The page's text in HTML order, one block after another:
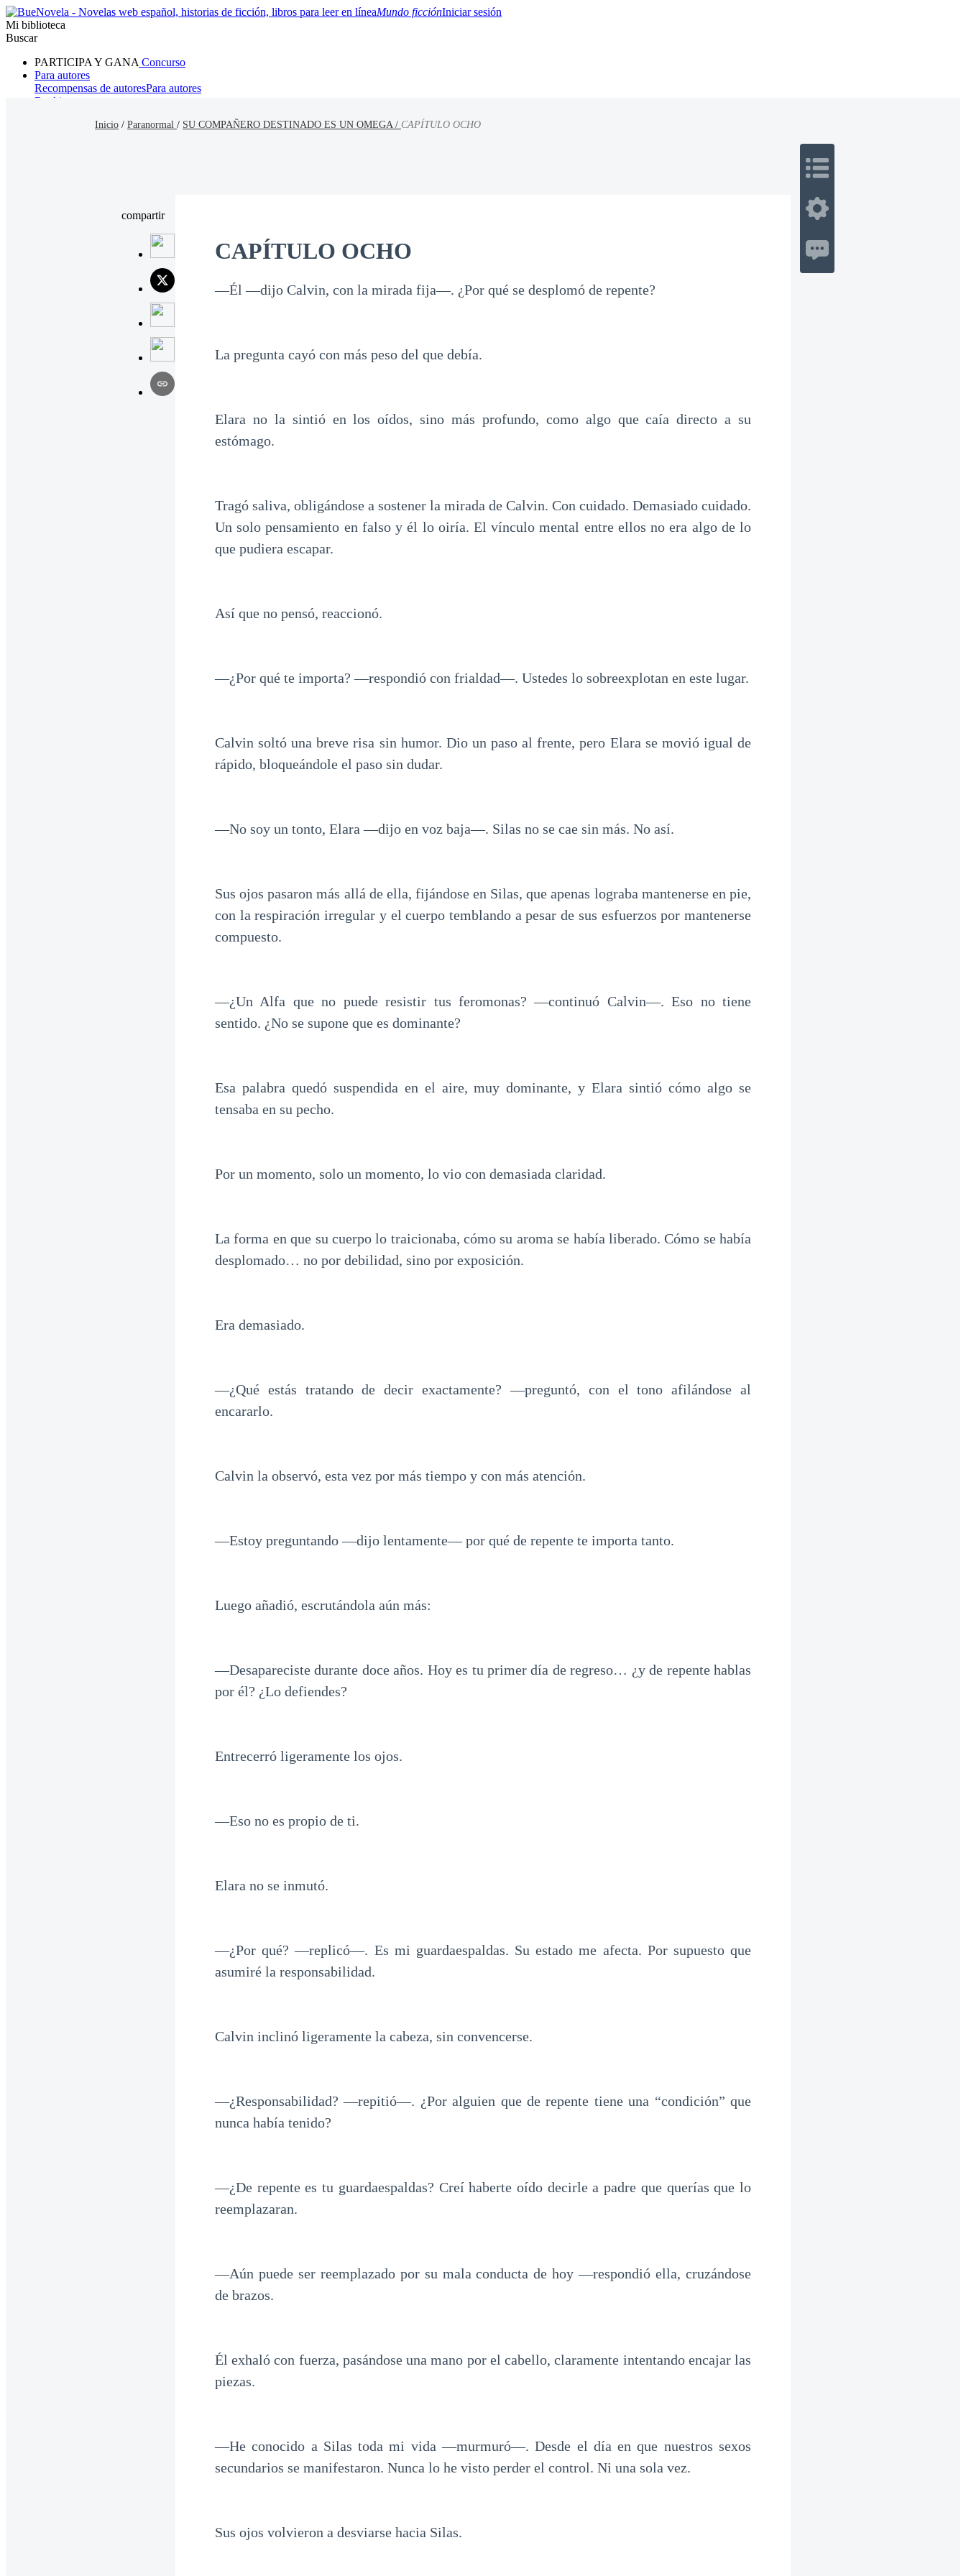
Mundo ficciónIniciar sesión
Mi biblioteca
Buscar
PARTICIPA Y GANA Concurso
Para autores
Recompensas de autoresPara autores
Ranking
Inicio / Paranormal / SU COMPAÑERO DESTINADO ES UN OMEGA / CAPÍTULO OCHO
compartir
CAPÍTULO OCHO
—Él —dijo Calvin, con la mirada fija—. ¿Por qué se desplomó de repente?
La pregunta cayó con más peso del que debía.
Elara no la sintió en los oídos, sino más profundo, como algo que caía directo a su
estómago.
Tragó saliva, obligándose a sostener la mirada de Calvin. Con cuidado. Demasiado cuidado.
Un solo pensamiento en falso y él lo oiría. El vínculo mental entre ellos no era algo de lo
que pudiera escapar.
Así que no pensó, reaccionó.
—¿Por qué te importa? —respondió con frialdad—. Ustedes lo sobreexplotan en este lugar.
Calvin soltó una breve risa sin humor. Dio un paso al frente, pero Elara se movió igual de
rápido, bloqueándole el paso sin dudar.
—No soy un tonto, Elara —dijo en voz baja—. Silas no se cae sin más. No así.
Sus ojos pasaron más allá de ella, fijándose en Silas, que apenas lograba mantenerse en pie,
con la respiración irregular y el cuerpo temblando a pesar de sus esfuerzos por mantenerse
compuesto.
—¿Un Alfa que no puede resistir tus feromonas? —continuó Calvin—. Eso no tiene
sentido. ¿No se supone que es dominante?
Esa palabra quedó suspendida en el aire, muy dominante, y Elara sintió cómo algo se
tensaba en su pecho.
Por un momento, solo un momento, lo vio con demasiada claridad.
La forma en que su cuerpo lo traicionaba, cómo su aroma se había liberado. Cómo se había
desplomado… no por debilidad, sino por exposición.
Era demasiado.
—¿Qué estás tratando de decir exactamente? —preguntó, con el tono afilándose al
encararlo.
Calvin la observó, esta vez por más tiempo y con más atención.
—Estoy preguntando —dijo lentamente— por qué de repente te importa tanto.
Luego añadió, escrutándola aún más:
—Desapareciste durante doce años. Hoy es tu primer día de regreso… ¿y de repente hablas
por él? ¿Lo defiendes?
Entrecerró ligeramente los ojos.
—Eso no es propio de ti.
Elara no se inmutó.
—¿Por qué? —replicó—. Es mi guardaespaldas. Su estado me afecta. Por supuesto que
asumiré la responsabilidad.
Calvin inclinó ligeramente la cabeza, sin convencerse.
—¿Responsabilidad? —repitió—. ¿Por alguien que de repente tiene una “condición” que
nunca había tenido?
—¿De repente es tu guardaespaldas? Creí haberte oído decirle a padre que querías que lo
reemplazaran.
—Aún puede ser reemplazado por su mala conducta de hoy —respondió ella, cruzándose
de brazos.
Él exhaló con fuerza, pasándose una mano por el cabello, claramente intentando encajar las
piezas.
—He conocido a Silas toda mi vida —murmuró—. Desde el día en que nuestros sexos
secundarios se manifestaron. Nunca lo he visto perder el control. Ni una sola vez.
Sus ojos volvieron a desviarse hacia Silas.